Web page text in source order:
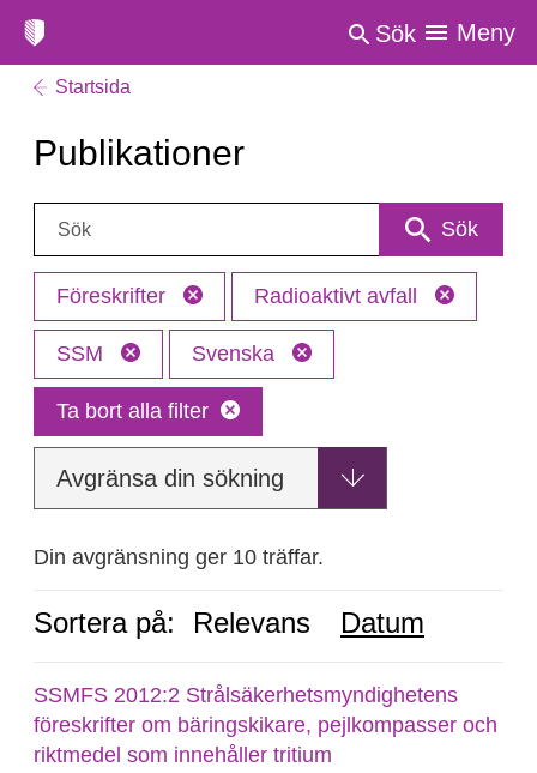
Sök Meny
Startsida
Publikationer
Sök: Sök
Föreskrifter Radioaktivt avfall
SSM Svenska
Ta bort alla filter
Avgränsa din sökning
Din avgränsning ger 10 träffar.
Sortera på: Relevans Datum
SSMFS 2012:2 Strålsäkerhetsmyndighetens
föreskrifter om bäringskikare, pejlkompasser och
riktmedel som innehåller tritium